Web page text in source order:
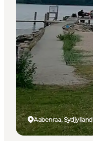
Aabenraa, Sydjylland